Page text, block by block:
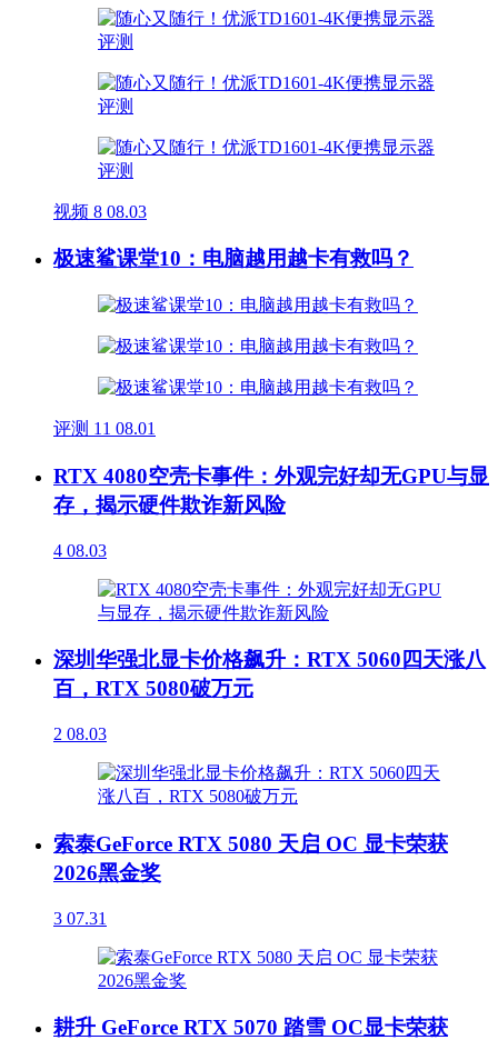
视频 8 08.03
极速鲨课堂10：电脑越用越卡有救吗？
评测 11 08.01
RTX 4080空壳卡事件：外观完好却无GPU与显
存，揭示硬件欺诈新风险
4 08.03
深圳华强北显卡价格飙升：RTX 5060四天涨八
百，RTX 5080破万元
2 08.03
索泰GeForce RTX 5080 天启 OC 显卡荣获
2026黑金奖
3 07.31
耕升 GeForce RTX 5070 踏雪 OC显卡荣获